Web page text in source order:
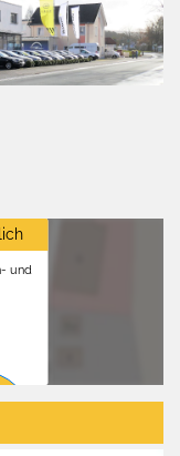
und